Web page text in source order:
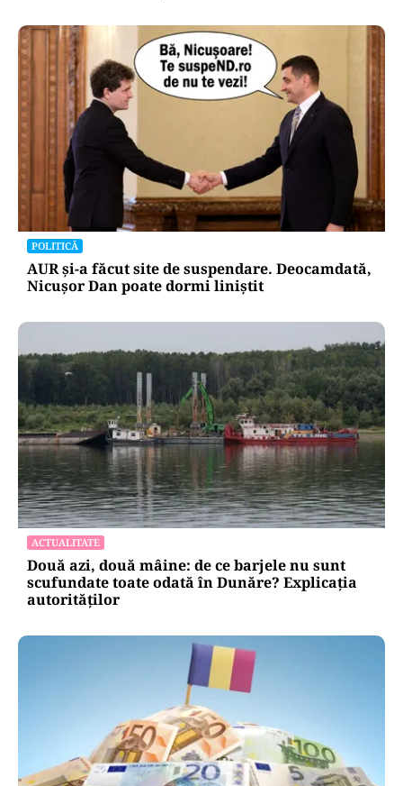
POLITICĂ
AUR și-a făcut site de suspendare. Deocamdată,
Nicușor Dan poate dormi liniștit
ACTUALITATE
Două azi, două mâine: de ce barjele nu sunt
scufundate toate odată în Dunăre? Explicația
autorităților